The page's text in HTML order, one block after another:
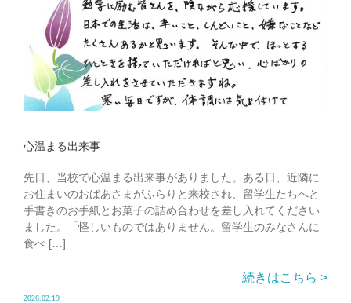
心温まる出来事
先日、当校で心温まる出来事がありました。ある日、近隣に
お住まいのおばあさまがふらりと来校され、留学生たちへと
手書きのお手紙とお菓子の詰め合わせを差し入れてください
ました。「怪しいものではありません。留学生のみなさんに
食べ […]
続きはこちら >
2026.02.19